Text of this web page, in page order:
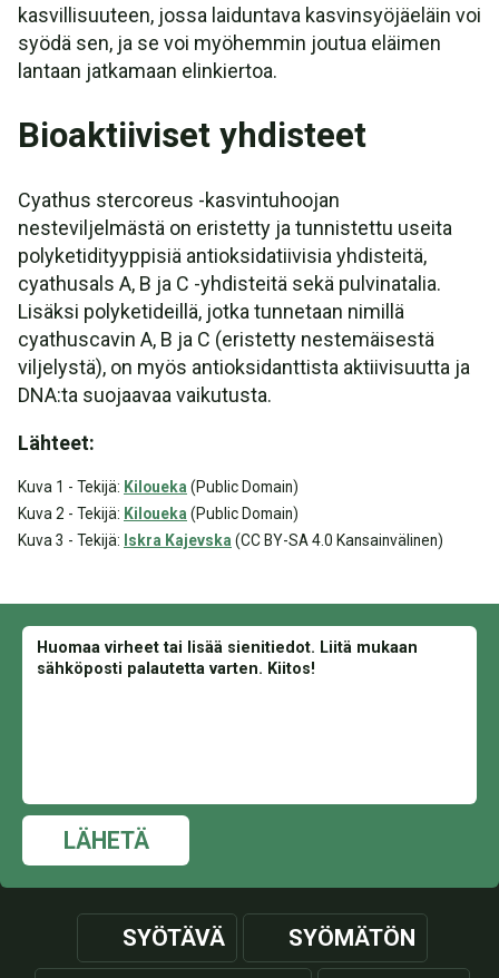
kasvillisuuteen, jossa laiduntava kasvinsyöjäeläin voi
syödä sen, ja se voi myöhemmin joutua eläimen
lantaan jatkamaan elinkiertoa.
Bioaktiiviset yhdisteet
Cyathus stercoreus -kasvintuhoojan
nesteviljelmästä on eristetty ja tunnistettu useita
polyketidityyppisiä antioksidatiivisia yhdisteitä,
cyathusals A, B ja C -yhdisteitä sekä pulvinatalia.
Lisäksi polyketideillä, jotka tunnetaan nimillä
cyathuscavin A, B ja C (eristetty nestemäisestä
viljelystä), on myös antioksidanttista aktiivisuutta ja
DNA:ta suojaavaa vaikutusta.
Lähteet:
Kuva 1 - Tekijä: Kiloueka (Public Domain)
Kuva 2 - Tekijä: Kiloueka (Public Domain)
Kuva 3 - Tekijä: Iskra Kajevska (CC BY-SA 4.0 Kansainvälinen)
LÄHETÄ
SYÖTÄVÄ SYÖMÄTÖN